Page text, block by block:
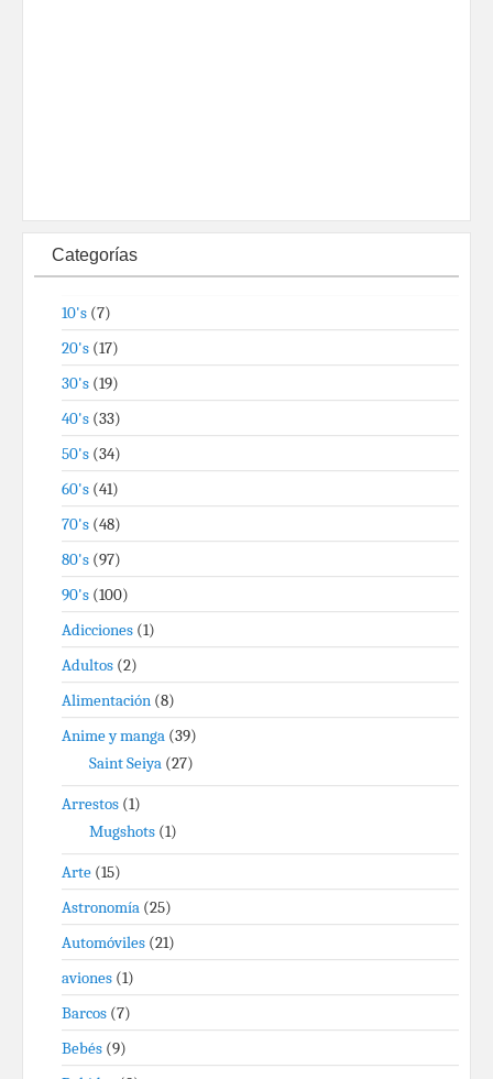
Categorías
10's (7)
20's (17)
30's (19)
40's (33)
50's (34)
60's (41)
70's (48)
80's (97)
90's (100)
Adicciones (1)
Adultos (2)
Alimentación (8)
Anime y manga (39)
Saint Seiya (27)
Arrestos (1)
Mugshots (1)
Arte (15)
Astronomía (25)
Automóviles (21)
aviones (1)
Barcos (7)
Bebés (9)